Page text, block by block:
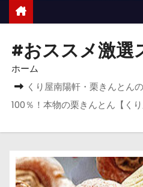
#おススメ激選
ホーム
くり屋南陽軒・栗きんとん
100％！本物の栗きんとん【くり